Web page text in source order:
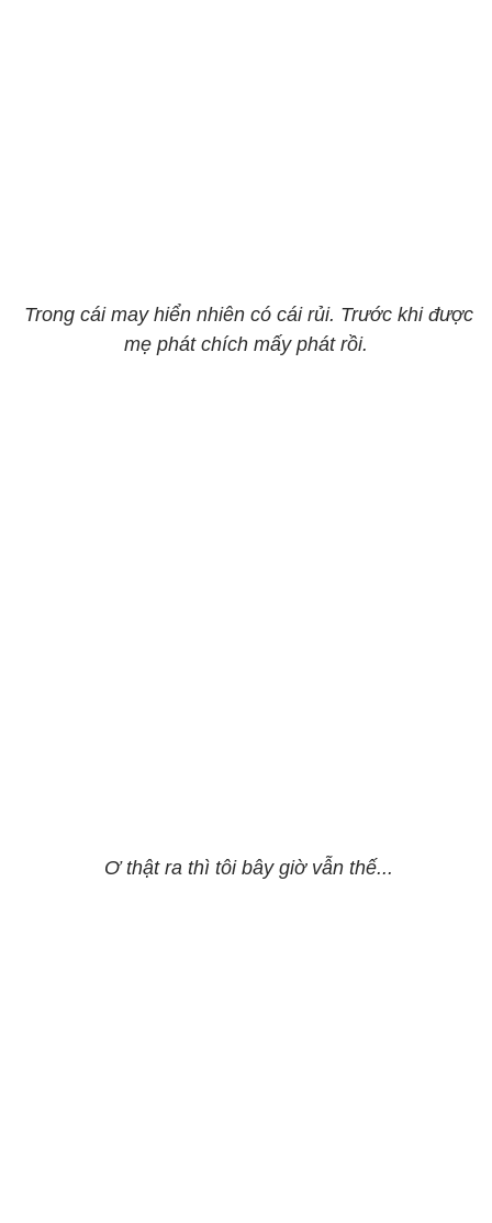
Trong cái may hiển nhiên có cái rủi. Trước khi được
mẹ phát chích mấy phát rồi.
Ơ thật ra thì tôi bây giờ vẫn thế...